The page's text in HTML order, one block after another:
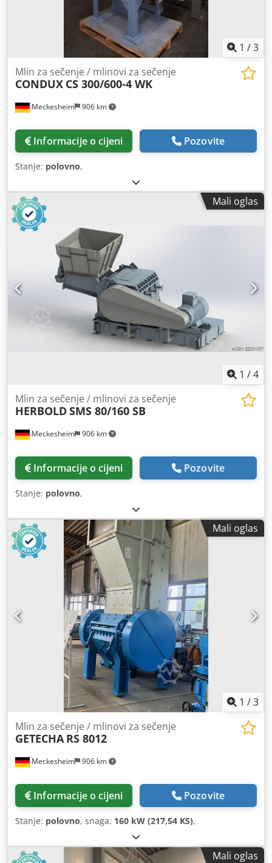
1 /3
Meckesheim 906 km
Mlin za sečenje / mlinovi za sečenje
CONDUX CS 300/600-4 WK
Informacije o cijeni Pozovite
Stanje: polovno,
Mali oglas
1 /4
Meckesheim 906 km
Mlin za sečenje / mlinovi za sečenje
HERBOLDSMS 80/160 SB
Informacije o cijeni Pozovite
Stanje: polovno,
Mali oglas
1 /3
Meckesheim 906 km
Mlin za sečenje / mlinovi za sečenje
GETECHA RS 8012
Informacije o cijeni Pozovite
Stanje: polovno, snaga: 160 kW (217,54 KS),
Mali oglas